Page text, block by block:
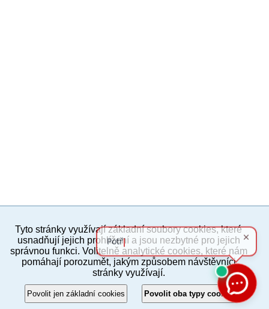
PC verze ENG
Povinné a praktické informace
© 2012–2019 MČ Praha 8
Tyto stránky využívají základní soubory cookies, které
usnadňují jejich prohlížení a jsou nezbytné pro jejich
správnou funkci. Volitelně analytické cookies, které nám
pomáhají porozumět, jakým způsobem návštěvníci
stránky využívají.
Povolit jen základní cookies Povolit oba typy cookies